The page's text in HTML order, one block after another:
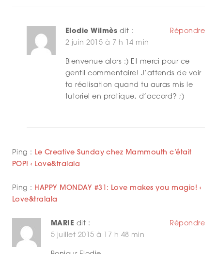
Elodie Wilmès dit :
2 juin 2015 à 7 h 14 min
Bienvenue alors :) Et merci pour ce
gentil commentaire! J’attends de voir
ta réalisation quand tu auras mis le
tutoriel en pratique, d’accord? ;)
Répondre
Ping : Le Creative Sunday chez Mammouth c’était
POP! ‹ Love&tralala
Ping : HAPPY MONDAY #31: Love makes you magic! ‹
Love&tralala
MARIE dit :
5 juillet 2015 à 17 h 48 min
Répondre